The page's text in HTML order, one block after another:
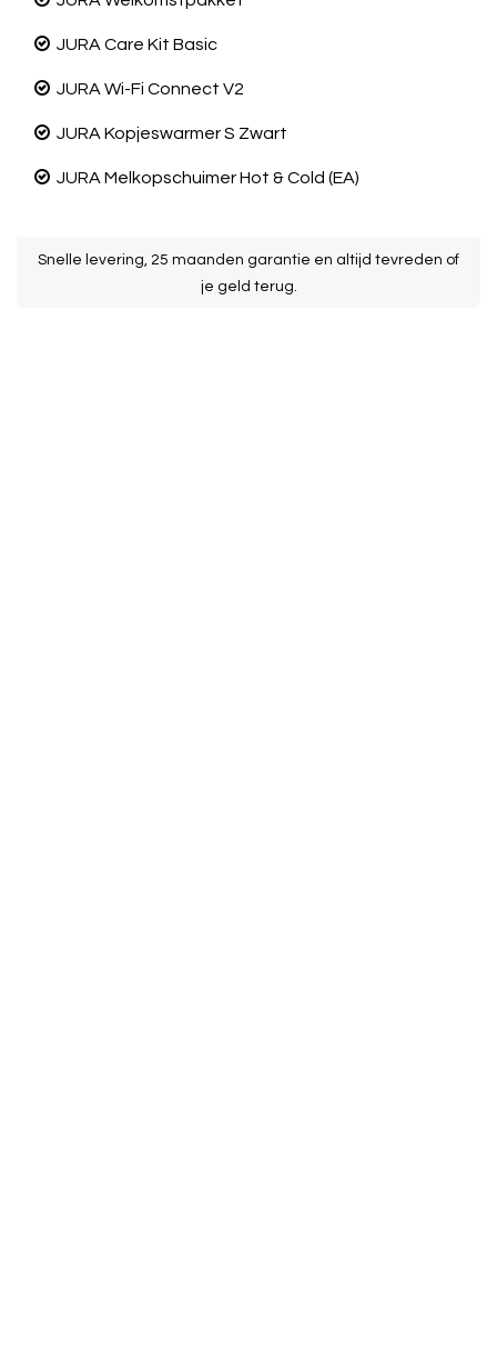
JURACare Kit Basic
JURAWi-Fi Connect V2
JURAKopjeswarmer S Zwart
JURAMelkopschuimer Hot & Cold (EA)
Snelle levering, 25 maanden garantie en altijd tevreden of
je geld terug.